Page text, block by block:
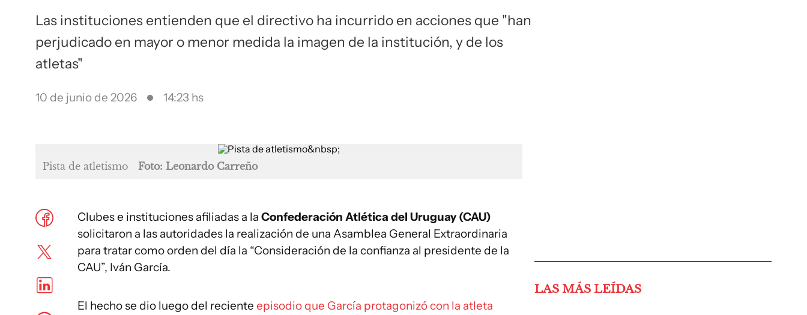
Las instituciones entienden que el directivo ha incurrido en acciones que "han
perjudicado en mayor o menor medida la imagen de la institución, y de los
atletas"
10 de junio de 2026 14:23 hs
Pista de atletismo Foto: Leonardo Carreño
Clubes e instituciones afiliadas a la Confederación Atlética del Uruguay (CAU)
solicitaron a las autoridades la realización de una Asamblea General Extraordinaria
para tratar como orden del día la “Consideración de la confianza al presidente de la
CAU”, Iván García.
El hecho se dio luego del reciente episodio que García protagonizó con la atleta
LAS MÁS LEÍDAS